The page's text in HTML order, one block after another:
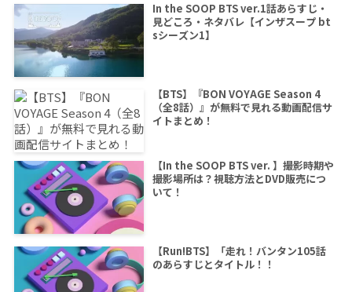
In the SOOP BTS ver.1話あらすじ・
見どころ・ネタバレ【インザスープ bt
sシーズン1】
【BTS】『BON VOYAGE Season 4
（全8話）』が無料で見れる動画配信サ
イトまとめ！
【In the SOOP BTS ver. 】撮影時期や
撮影場所は？視聴方法とDVD販売につ
いて！
【Run!BTS】「走れ！バンタン105話
のあらすじとタイトル！！